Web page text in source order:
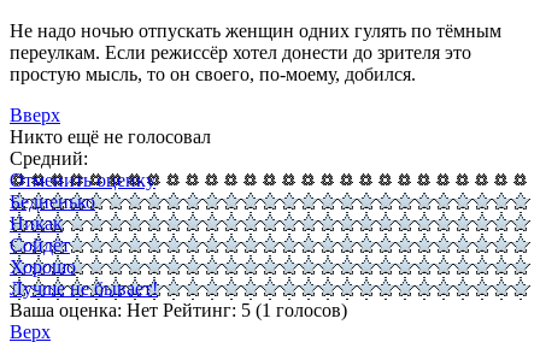
Не надо ночью отпускать женщин одних гулять по тёмным
переулкам. Если режиссёр хотел донести до зрителя это
простую мысль, то он своего, по-моему, добился.
Вверх
Никто ещё не голосовал
Средний:
Отменить оценку
Бедненько
Никак
Сойдёт
Хорошо
Лучше не бывает!
Ваша оценка: Нет Рейтинг: 5 (1 голосов)
Верх